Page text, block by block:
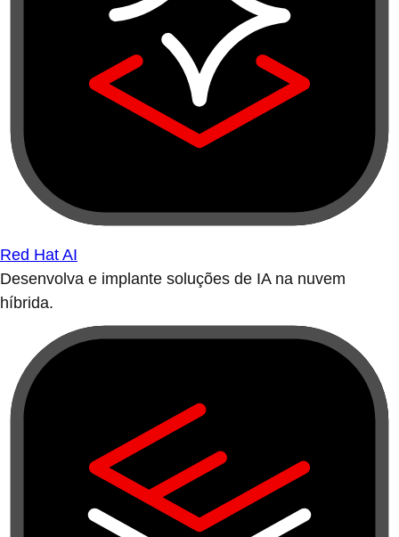
Red Hat AI
Desenvolva e implante soluções de IA na nuvem
híbrida.